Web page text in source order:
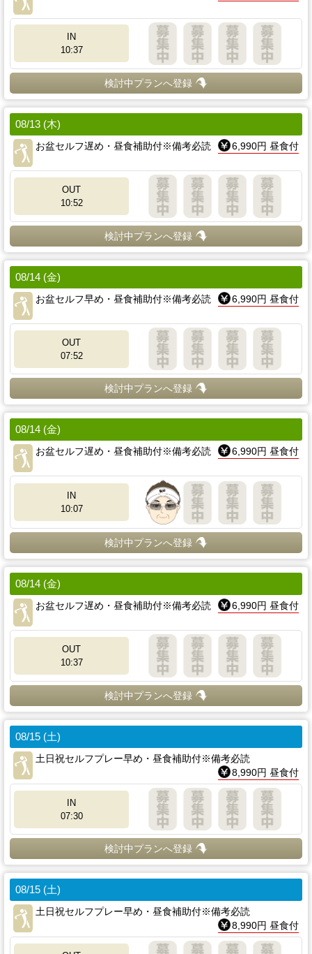
IN
10:37
検討中プランへ登録
08/13 (木)
お盆セルフ遅め・昼食補助付※備考必読
6,990円 昼食付
OUT
10:52
検討中プランへ登録
08/14 (金)
お盆セルフ早め・昼食補助付※備考必読
6,990円 昼食付
OUT
07:52
検討中プランへ登録
08/14 (金)
お盆セルフ遅め・昼食補助付※備考必読
6,990円 昼食付
IN
10:07
検討中プランへ登録
08/14 (金)
お盆セルフ遅め・昼食補助付※備考必読
6,990円 昼食付
OUT
10:37
検討中プランへ登録
08/15 (土)
土日祝セルフプレー早め・昼食補助付※備考必読
8,990円 昼食付
IN
07:30
検討中プランへ登録
08/15 (土)
土日祝セルフプレー早め・昼食補助付※備考必読
8,990円 昼食付